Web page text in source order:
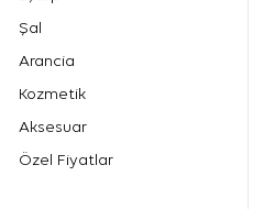
Şal
Arancia
Kozmetik
Aksesuar
Özel Fiyatlar